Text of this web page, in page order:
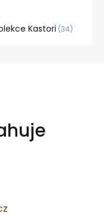
Kastori 34